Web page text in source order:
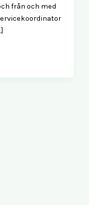
från och med